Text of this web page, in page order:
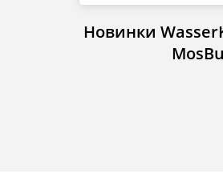
Новинки